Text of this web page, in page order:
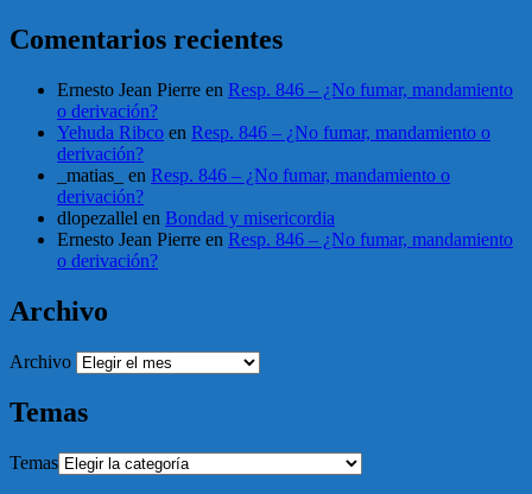
Comentarios recientes
Ernesto Jean Pierre en Resp. 846 – ¿No fumar, mandamiento
o derivación?
Yehuda Ribco en Resp. 846 – ¿No fumar, mandamiento o
derivación?
_matias_
en Resp. 846 – ¿No fumar, mandamiento o
derivación?
dlopezallel en Bondad y misericordia
Ernesto Jean Pierre en Resp. 846 – ¿No fumar, mandamiento
o derivación?
Archivo
Archivo
Temas
Temas